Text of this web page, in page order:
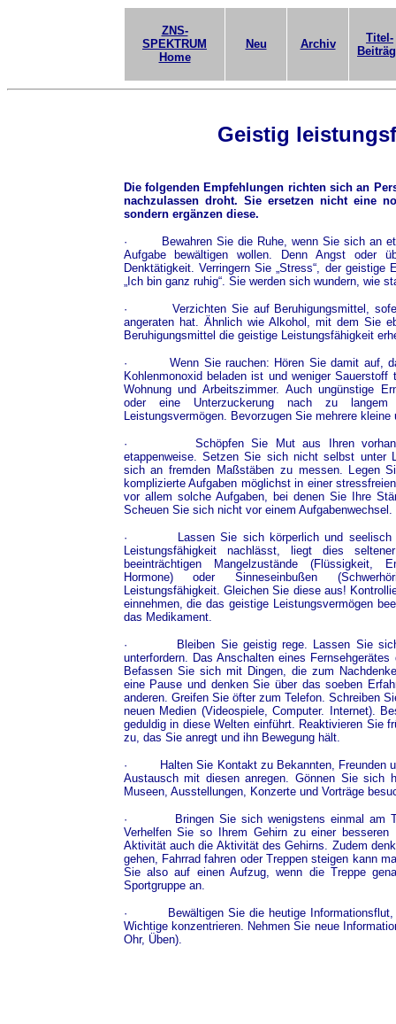
ZNS-
SPEKTRUM
Home
Neu Archiv
Titel-
Geistig
Die folgenden Empfehlungen richten sich an
nachzulassen droht. Sie ersetzen nicht eine
sondern ergänzen diese.
·
Bewahren Sie die Ruhe, wenn Sie sich an
Aufgabe bewältigen wollen. Denn Angst oder
Denktätigkeit. Verringern Sie „Stress“, der
„Ich bin ganz ruhig“. Sie werden sich wundern, wie
·
Verzichten Sie auf Beruhigungsmittel,
angeraten hat. Ähnlich wie Alkohol, mit dem Sie
Beruhigungsmittel die geistige Leistungsfähigkeit
·
Wenn Sie rauchen: Hören Sie damit auf,
Kohlenmonoxid beladen ist und weniger
Wohnung und Arbeitszimmer. Auch ungünstige
oder eine Unterzuckerung nach zu langem
Leistungsvermögen. Bevorzugen Sie mehrere
·
Schöpfen Sie Mut aus Ihren
etappenweise. Setzen Sie sich nicht selbst unter
sich an fremden Maßstäben zu messen. Legen
komplizierte Aufgaben möglichst in einer
vor allem solche Aufgaben, bei denen Sie Ihre
Scheuen Sie sich nicht vor einem
·
Lassen Sie sich körperlich und
Leistungsfähigkeit nachlässt, liegt dies
beeinträchtigen Mangelzustände (Flüssigkeit,
Hormone) oder Sinneseinbußen
Leistungsfähigkeit. Gleichen Sie diese aus!
einnehmen, die das geistige Leistungsvermögen
das Medikament.
·
Bleiben Sie geistig rege. Lassen Sie
unterfordern. Das Anschalten eines
Befassen Sie sich mit Dingen, die zum
eine Pause und denken Sie über das soeben
anderen. Greifen Sie öfter zum Telefon. Schreiben
neuen Medien (Videospiele, Computer. Internet).
geduldig in diese Welten einführt. Reaktivieren Sie
zu, das Sie anregt und ihn Bewegung hält.
·
Halten Sie Kontakt zu Bekannten, Freunden
Austausch mit diesen anregen. Gönnen Sie sich
Museen, Ausstellungen, Konzerte und Vorträge
·
Bringen Sie sich wenigstens einmal am
Verhelfen Sie so Ihrem Gehirn zu einer besseren
Aktivität auch die Aktivität des Gehirns. Zudem
gehen, Fahrrad fahren oder Treppen steigen kann
Sie also auf einen Aufzug, wenn die Treppe
Sportgruppe an.
·
Bewältigen Sie die heutige
Wichtige konzentrieren. Nehmen Sie neue
Ohr, Üben).